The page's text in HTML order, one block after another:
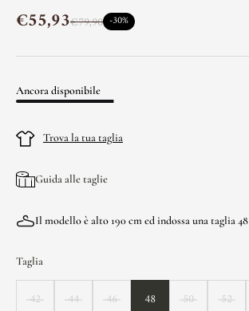
€55,93€79,90 -30%
Ancora disponibile
Trova la tua taglia
Guida alle taglie
Il modello è alto 190 cm ed indossa una taglia 48
Taglia
42 44 46 48 50 52